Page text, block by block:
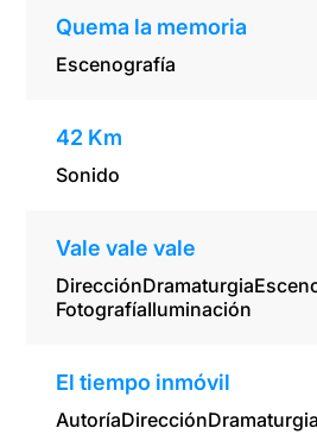
Quema la memoria
Escenografía
42 Km
Sonido
Vale vale vale
DirecciónDramaturgia
FotografíaIluminación
El tiempo inmóvil
AutoríaDirecciónDramaturgia